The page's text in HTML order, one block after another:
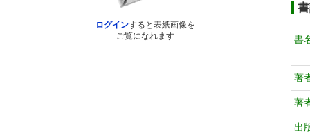
ログインすると表紙画像を
ご覧になれます
書
著
著
出